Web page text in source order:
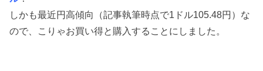
しかも最近円高傾向（記事執筆時点で1ドル105.48円）な
ので、こりゃお買い得と購入することにしました。